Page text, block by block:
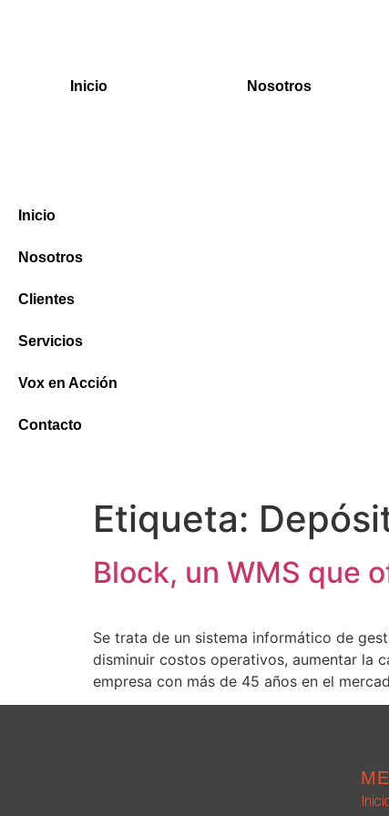
Inicio Nosotros
Inicio
Nosotros
Clientes
Servicios
Vox en Acción
Contacto
Etiqueta:
Block, un WMS que
Se trata de un sistema informático de
disminuir costos operativos, aumentar la
empresa con más de 45 años en el